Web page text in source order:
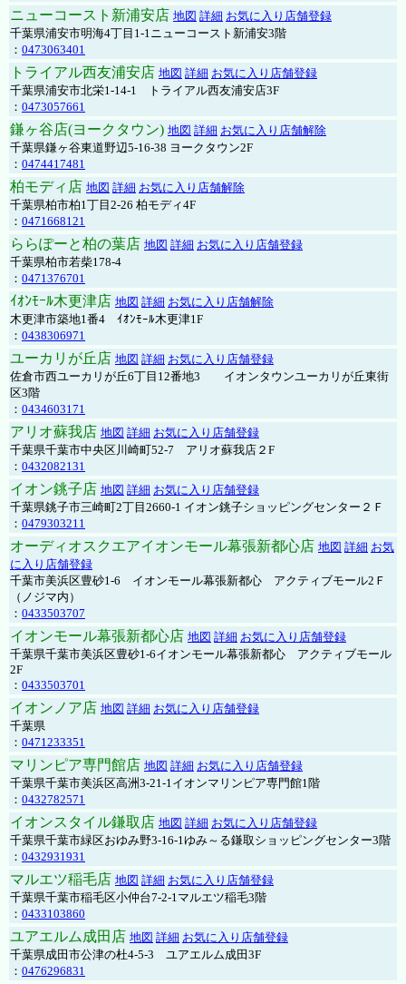
ニューコースト新浦安店 地図 詳細 お気に入り店舗登録
千葉県浦安市明海4丁目1-1ニューコースト新浦安3階
： 0473063401
トライアル西友浦安店 地図 詳細 お気に入り店舗登録
千葉県浦安市北栄1-14-1 トライアル西友浦安店3F
： 0473057661
鎌ヶ谷店(ヨークタウン) 地図 詳細 お気に入り店舗解除
千葉県鎌ヶ谷東道野辺5-16-38 ヨークタウン2F
： 0474417481
柏モディ店 地図 詳細 お気に入り店舗解除
千葉県柏市柏1丁目2-26 柏モディ4F
： 0471668121
ららぽーと柏の葉店 地図 詳細 お気に入り店舗登録
千葉県柏市若柴178-4
： 0471376701
ｲｵﾝﾓｰﾙ木更津店 地図 詳細 お気に入り店舗解除
木更津市築地1番4 ｲｵﾝﾓｰﾙ木更津1F
： 0438306971
ユーカリが丘店 地図 詳細 お気に入り店舗登録
佐倉市西ユーカリが丘6丁目12番地3 イオンタウンユーカリが丘東街
区3階
： 0434603171
アリオ蘇我店 地図 詳細 お気に入り店舗登録
千葉県千葉市中央区川崎町52-7 アリオ蘇我店２F
： 0432082131
イオン銚子店 地図 詳細 お気に入り店舗登録
千葉県銚子市三崎町2丁目2660-1 イオン銚子ショッピングセンター２Ｆ
： 0479303211
オーディオスクエアイオンモール幕張新都心店 地図 詳細 お気
に入り店舗登録
千葉市美浜区豊砂1-6 イオンモール幕張新都心 アクティブモール2Ｆ
（ノジマ内）
： 0433503707
イオンモール幕張新都心店 地図 詳細 お気に入り店舗登録
千葉県千葉市美浜区豊砂1-6イオンモール幕張新都心 アクティブモール
2F
： 0433503701
イオンノア店 地図 詳細 お気に入り店舗登録
千葉県
： 0471233351
マリンピア専門館店 地図 詳細 お気に入り店舗登録
千葉県千葉市美浜区高洲3-21-1イオンマリンピア専門館1階
： 0432782571
イオンスタイル鎌取店 地図 詳細 お気に入り店舗登録
千葉県千葉市緑区おゆみ野3-16-1ゆみ～る鎌取ショッピングセンター3階
： 0432931931
マルエツ稲毛店 地図 詳細 お気に入り店舗登録
千葉県千葉市稲毛区小仲台7-2-1マルエツ稲毛3階
： 0433103860
ユアエルム成田店 地図 詳細 お気に入り店舗登録
千葉県成田市公津の杜4-5-3 ユアエルム成田3F
： 0476296831